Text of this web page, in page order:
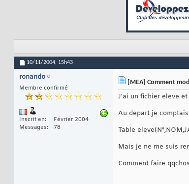
10/11/2004, 15h43
ronando
Membre confirmé
Inscrit en
Février 2004
Messages
78
[MEA] Comment
J'ai un fichier eleve
Au depart je
Table
Mais je ne me suis
Comment faire